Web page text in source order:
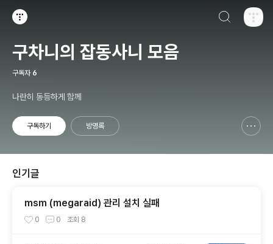
구차니의 잡동사니 모음
구독자 6
나란히 동등하게 함께
구독하기 방명록
인기글
msm (megaraid) 관리 설치 실패
0 0 조회 8